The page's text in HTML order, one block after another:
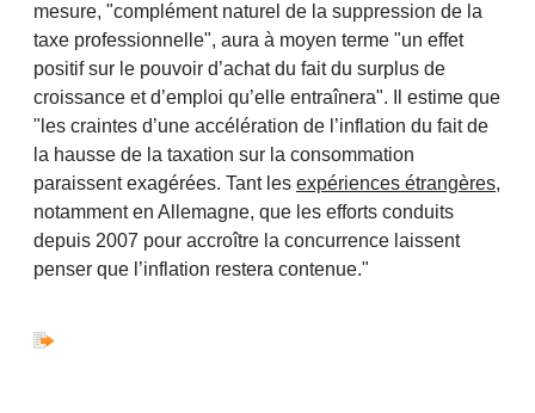
mesure, "complément naturel de la suppression de la
taxe professionnelle", aura à moyen terme "un effet
positif sur le pouvoir d’achat du fait du surplus de
croissance et d’emploi qu’elle entraînera". Il estime que
"les craintes d’une accélération de l’inflation du fait de
la hausse de la taxation sur la consommation
paraissent exagérées. Tant les expériences étrangères,
notamment en Allemagne, que les efforts conduits
depuis 2007 pour accroître la concurrence laissent
penser que l’inflation restera contenue."